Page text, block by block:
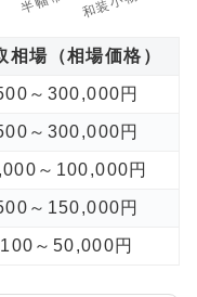
相場（相場価格）
～300,000円
～300,000円
～100,000円
～150,000円
100～50,000円